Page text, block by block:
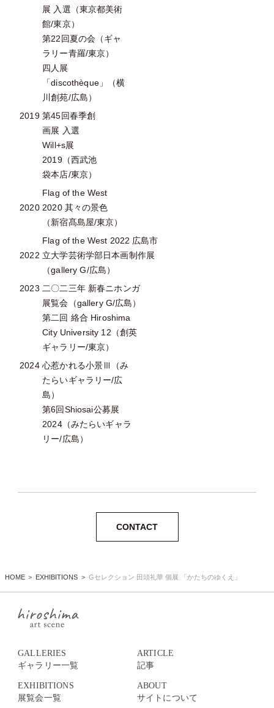
展 入選（東京都美術
館/東京）
第22回夏の会（ギャ
ラリー青羅/東京）
四人展
「discothèque」（横
川創苑/広島）
2019 第45回春季創
画展 入選
Will+s展
2019（西武池
袋本店/東京）
2020
Flag of the West
2020 其々の景色
（新宿髙島屋/東京）
2022
Flag of the West 2022 広島市
立大学芸術学部日本画制作展
（gallery G/広島）
2023 二〇二三年 新春ニホンガ
展覧会（gallery G/広島）
第二回 絡合 Hiroshima
City University 12（創英
ギャラリー/東京）
2024 心惹かれる小景Ⅲ（み
たらいギャラリー/広
島）
第6回Shiosai公募展
2024（みたらいギャラ
リー/広島）
CONTACT
HOME EXHIBITIONS Gセレクション 田頭礼華 個展 「かたちのゆくえ」
GALLERIES
ギャラリー一覧
EXHIBITIONS
展覧会一覧
ARTICLE
記事
ABOUT
サイトについて